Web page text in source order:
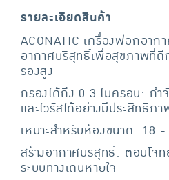
รายละเอียดสินค้า
ACONATIC เครื่องฟอกอาก
อากาศบริสุทธิ์เพื่อสุขภาพที่ดี
รองสูง
กรองได้ถึง 0.3 ไมครอน: กำ
และไวรัสได้อย่างมีประสิทธิภา
เหมาะสำหรับห้องขนาด: 18 -
สร้างอากาศบริสุทธิ์: ตอบโ
ระบบทางเดินหายใจ